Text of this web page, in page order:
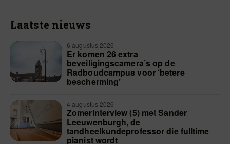
Laatste nieuws
6 augustus 2026
Er komen 26 extra
beveiligingscamera’s op de
Radboudcampus voor ‘betere
bescherming’
4 augustus 2026
Zomerinterview (5) met Sander
Leeuwenburgh, de
tandheelkundeprofessor die fulltime
pianist wordt